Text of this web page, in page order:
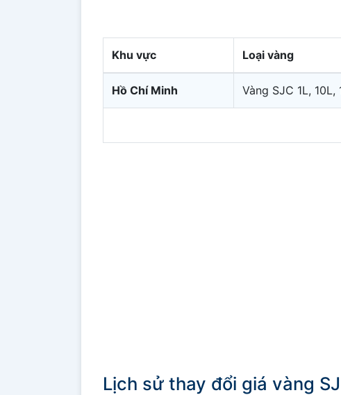
Khu vực
Loại vàng
Hồ Chí Minh Vàng SJC 1L, 10L,
Lịch sử thay đổi giá vàng